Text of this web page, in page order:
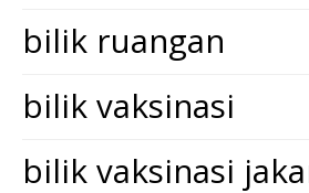
bilik ruangan
bilik vaksinasi
bilik vaksinasi